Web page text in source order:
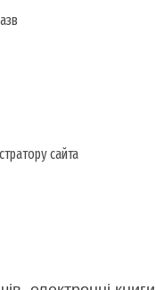
сайта